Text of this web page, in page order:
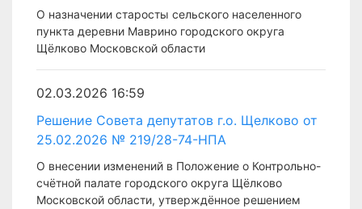
О назначении старосты сельского населенного
пункта деревни Маврино городского округа
Щёлково Московской области
02.03.2026 16:59
Решение Совета депутатов г.о. Щелково от
25.02.2026 № 219/28-74-НПА
О внесении изменений в Положение о Контрольно-
счётной палате городского округа Щёлково
Московской области, утверждённое решением